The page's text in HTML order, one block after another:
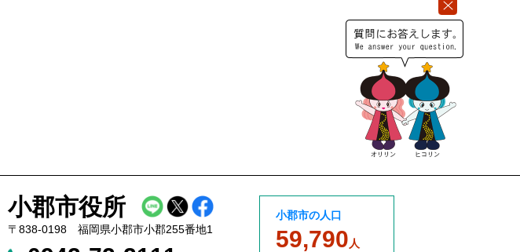
小郡市役所
〒838-0198 福岡県小郡市小郡255番地1
小郡市の人口
59,790人